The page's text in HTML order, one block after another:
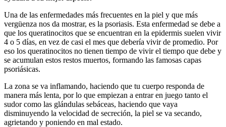
Una de las enfermedades más frecuentes en la piel y que más
vergüenza nos da mostrar, es la psoriasis. Esta enfermedad se debe a
que los queratinocitos que se encuentran en la epidermis suelen vivir
4 o 5 días, en vez de casi el mes que debería vivir de promedio. Por
eso los queratinocitos no tienen tiempo de vivir el tiempo que debe y
se acumulan estos restos muertos, formando las famosas capas
psoriásicas.
La zona se va inflamando, haciendo que tu cuerpo responda de
manera más lenta, por lo que empiezan a entrar en juego tanto el
sudor como las glándulas sebáceas, haciendo que vaya
disminuyendo la velocidad de secreción, la piel se va secando,
agrietando y poniendo en mal estado.